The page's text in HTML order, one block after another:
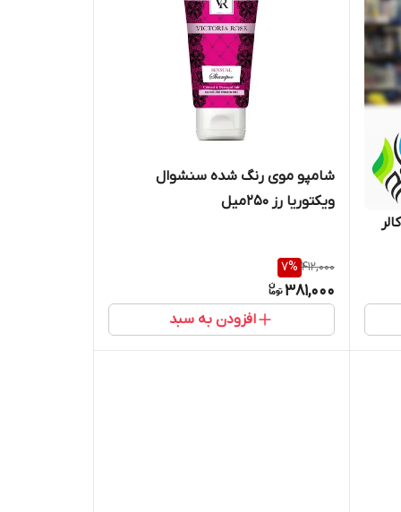
شامپو موی رنگ شده سنشوال
ویکتوریا رز 250میل
412,000
7%
381,000
افزودن به سبد